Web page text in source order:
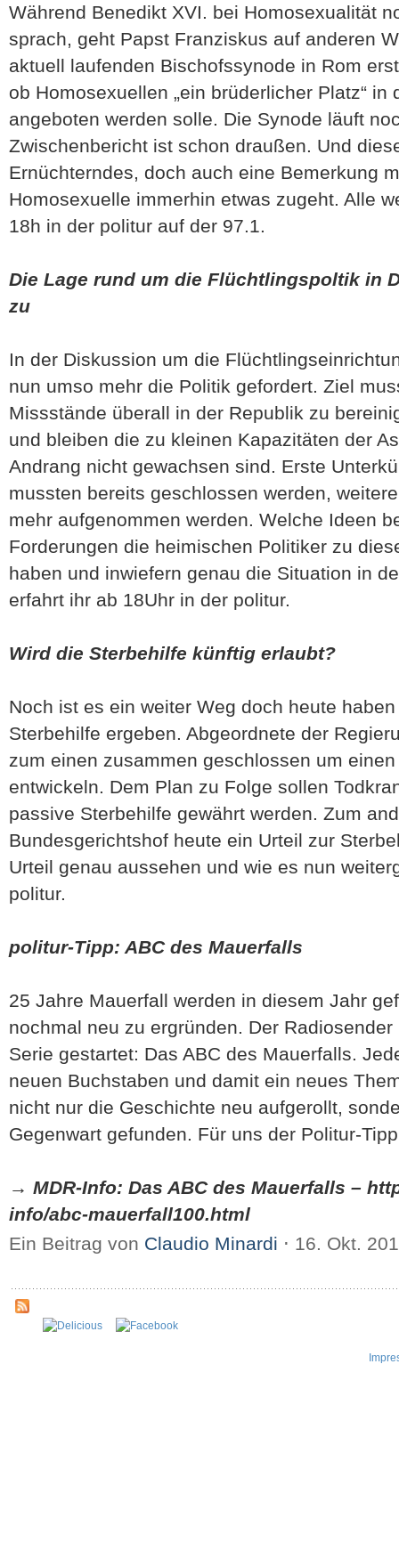
Während Benedikt XVI. bei Homosexualität
sprach, geht Papst Franziskus auf anderen
aktuell laufenden Bischofssynode in Rom
ob Homosexuellen „ein brüderlicher Platz“
angeboten werden solle. Die Synode läuft
Zwischenbericht ist schon draußen. Und
Ernüchterndes, doch auch eine Bemerkung
Homosexuelle immerhin etwas zugeht. Alle
18h in der politur auf der 97.1.
Die Lage rund um die Flüchtlingspoltik in
zu
In der Diskussion um die
nun umso mehr die Politik gefordert. Ziel
Missstände überall in der Republik zu
und bleiben die zu kleinen Kapazitäten der
Andrang nicht gewachsen sind. Erste
mussten bereits geschlossen werden,
mehr aufgenommen werden. Welche Ideen
Forderungen die heimischen Politiker zu
haben und inwiefern genau die Situation in
erfahrt ihr ab 18Uhr in der politur.
Wird die Sterbehilfe künftig erlaubt?
Noch ist es ein weiter Weg doch heute
Sterbehilfe ergeben. Abgeordnete der
zum einen zusammen geschlossen um
entwickeln. Dem Plan zu Folge sollen
passive Sterbehilfe gewährt werden. Zum
Bundesgerichtshof heute ein Urteil zur
Urteil genau aussehen und wie es nun
politur.
politur-Tipp: ABC des Mauerfalls
25 Jahre Mauerfall werden in diesem Jahr
nochmal neu zu ergründen. Der
Serie gestartet: Das ABC des Mauerfalls.
neuen Buchstaben und damit ein neues
nicht nur die Geschichte neu aufgerollt,
Gegenwart gefunden. Für uns der Politur-
→ MDR-Info: Das ABC des Mauerfalls –
info/abc-mauerfall100.html
Ein Beitrag von Claudio Minardi ⋅ 16. Okt.